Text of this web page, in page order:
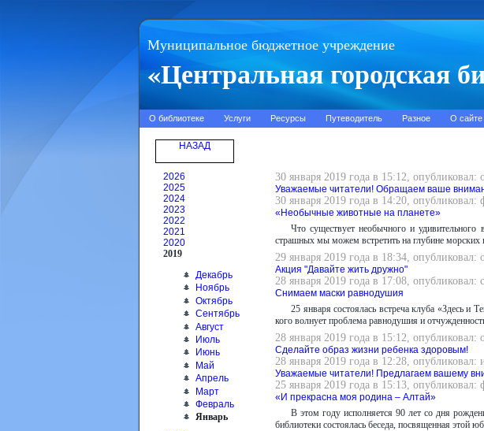
Муниципальное бюджетное учреждение
«Центральная городская
О библиотеке Услуги Ресурсы Путеводитель Разное О сайте
НАЗАД
2026
2025
2024
2023
2022
2021
2020
2019
Декабрь
Ноябрь
Октябрь
Сентябрь
Август
Июль
Июнь
Май
Апрель
Март
Февраль
Январь
30 января 2019 года в 15:12, опубликовал:
Уважаемые читатели! Обращаем ваше
30 января 2019 года в 14:20,
«Необычные животные на планете»
Что существует необычного и
страшных мы можем встретить на глубине морских
29 января 2019 года в 18:34, опубликовал:
Акция "Давайте жить дружно"
28 января 2019 года в 17:08, опубликовал:
Снимаем маски равнодушия
25 января состоялась встреча клуба «Здесь и
кого волнует проблема равнодушия и
28 января 2019 года в 15:12, опубликовал:
Сделайте образ жизни ребенка здоровым!
28 января 2019 года в 12:28,
Уважаемые читатели! Предлагаем вашему
25 января 2019 года в 15:13, опубликовал:
«И прекрасна моя родина – Алтай»
В этом году исполняется 90 лет со дня
библиотеки состоялась беседа, посвященная этой